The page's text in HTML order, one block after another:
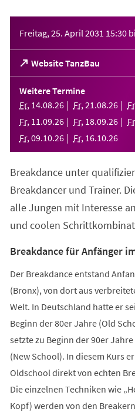
Freitag, 25. April 2031 15:30
Website TanzBau
(Öffnet
in
einem
neuen
Tab)
Weitere Termine
Fr, 14.08.26 Fr, 21 .08.26 Fr
Fr, 11 .09.26 Fr, 18.09.26 Fr
Fr, 09.10.26 Fr, 16.10.26
Breakdance unter
Breakdancer und Trainer.
alle Jungen mit Interesse
und coolen
Breakdance für Anfänger
Der Breakdance entstand
(Bronx), von dort aus
Welt. In Deutschland hatte er
Beginn der 80er Jahre (Old
setzte zu Beginn der 90er
(New School). In diesem Kurs
Oldschool direkt von echten
Die einzelnen Techniken wie
Kopf) werden von den